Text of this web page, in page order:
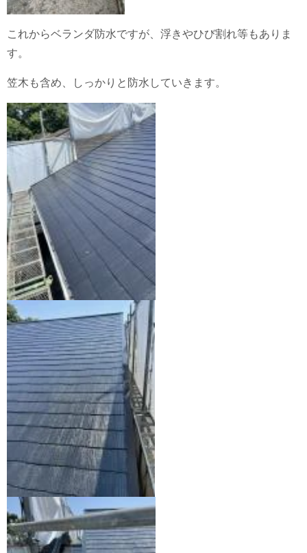
これからベランダ防水ですが、浮きやひび割れ等もありま
す。
笠木も含め、しっかりと防水していきます。